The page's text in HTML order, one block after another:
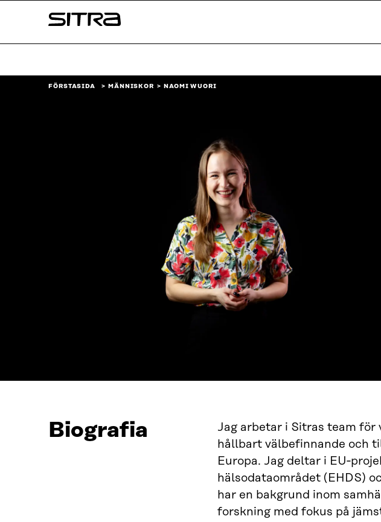
↓
Sitra
FÖRSTASIDA MÄNNISKOR NAOMI WUORI
Biografia
Jag arbetar i Sitras team
hållbart välbefinnande och
Europa. Jag deltar i
hälsodataområdet (EHDS)
har en bakgrund inom
forskning med fokus på